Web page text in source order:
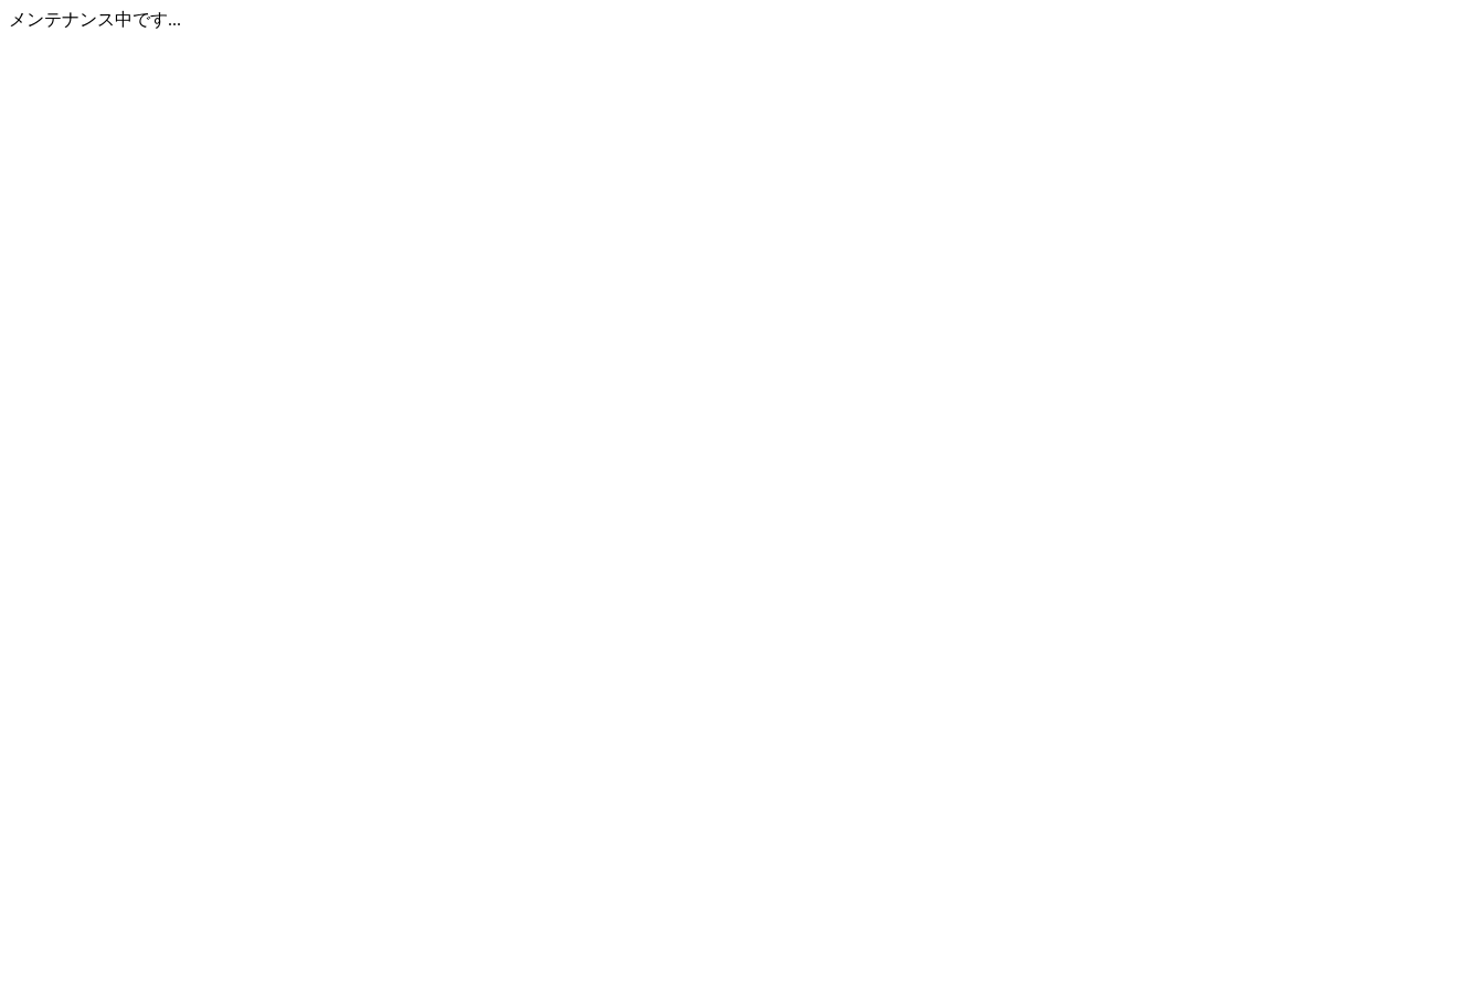
メンテナンス中です...